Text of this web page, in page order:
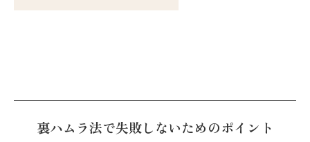
裏ハムラ法で失敗しないためのポイント